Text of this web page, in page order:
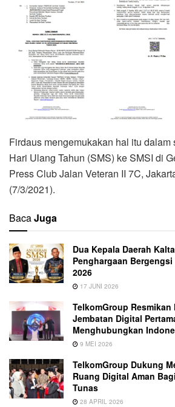
Firdaus mengemukakan hal itu
Hari Ulang Tahun (SMS) ke SMSI di
Press Club Jalan Veteran II 7C,
(7/3/2021).
BacaJuga
Dua Kepala Daerah
Penghargaan
2026
17 JUNI 2026
TelkomGroup
Jembatan Digital
Menghubungkan
9 MEI 2026
TelkomGroup Dukung
Ruang Digital Aman
Tunas
28 APRIL 2026